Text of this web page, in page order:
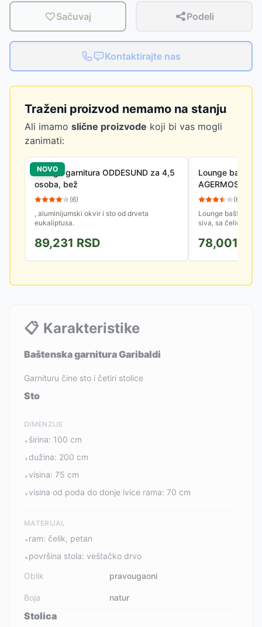
Sačuvaj Podeli
Kontaktirajte nas
Traženi proizvod nemamo na stanju
Ali imamo slične proizvode koji bi vas mogli
zanimati:
NOVO
Lounge garnitura ODDESUND za 4,5
osoba, bež
(6)
, aluminijumski okvir i sto od drveta
eukaliptusa.
89,231 RSD
Lounge
AGERMOSE za
(6
Lounge baštenska
siva, sa čeličnim
78,001
📋 Karakteristike
Baštenska garnitura Garibaldi
Garnituru čine sto i četiri stolice
Sto
DIMENZIJE
•širina: 100 cm
•dužina: 200 cm
•visina: 75 cm
•visina od poda do donje ivice rama: 70 cm
MATERIJAL
•ram: čelik, petan
•površina stola: veštačko drvo
Oblik
pravougaoni
Boja natur
Stolica